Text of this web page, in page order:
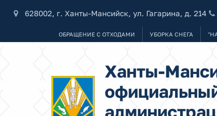
628002, г. Ханты-Мансийск, ул. Гагарина, д. 214
ОБРАЩЕНИЕ С ОТХОДАМИ УБОРКА СНЕГА
Ханты-